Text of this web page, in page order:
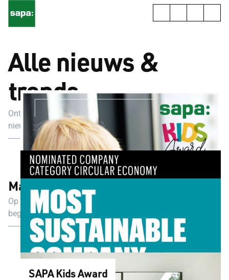
Alle nieuws &
trends
Ontdek hier een selectie van artikels over het laatste
nieuws, architectuurtrends en nieuwe regelgeving.
Maak ruimte voor inspiratie
Op zoek naar inspiratie? Weet je niet waar je moet
beginnen met je project? Heb je begeleiding of advies
nodig bij het kiezen van het juiste buitenschrijnwerk?
SAPA Kids Award